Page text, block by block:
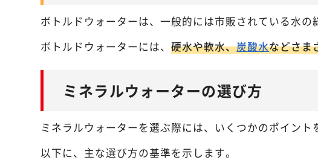
ボトルドウォーターは、一般的には市販されている水
ボトルドウォーターには、硬水や軟水、炭酸水などさま
ミネラルウォーターの選び方
ミネラルウォーターを選ぶ際には、いくつかのポイン
以下に、主な選び方の基準を示します。